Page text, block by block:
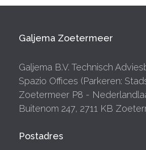
Galjema Zoetermeer
Galjema B.V. Technisch
Spazio Offices (Parkeren:
Zoetermeer P8 -
Buitenom 247, 2711 KB
Postadres